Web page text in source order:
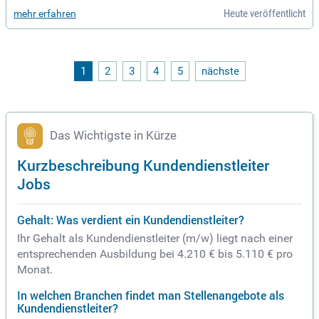
es Gehalt, einen Firmenwagen und ein engagiertes Team. Be
werben Sie sich jetzt!
mehr erfahren Heute veröffentlicht
1 2 3 4 5 nächste
Das Wichtigste in Kürze
Kurzbeschreibung Kundendienstleiter
Jobs
Gehalt: Was verdient ein Kundendienstleiter?
Ihr Gehalt als Kundendienstleiter (m/w) liegt nach einer
entsprechenden Ausbildung bei 4.210 € bis 5.110 € pro
Monat.
In welchen Branchen findet man Stellenangebote als
Kundendienstleiter?